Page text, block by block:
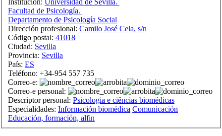
Institución: Universidad de Sevilla.
Facultad de Psicología.
Departamento de Psicología Social
Dirección profesional: Camilo José Cela, s/n
Código postal: 41018
Ciudad: Sevilla
Provincia: Sevilla
País: ES
Teléfono: +34-954 557 735
Correo-e:
Correo-e personal:
Descriptor personal: Psicologia e ciências biomédicas
Especialidades: Información biomédica Comunicación
Educación, formación, alfin